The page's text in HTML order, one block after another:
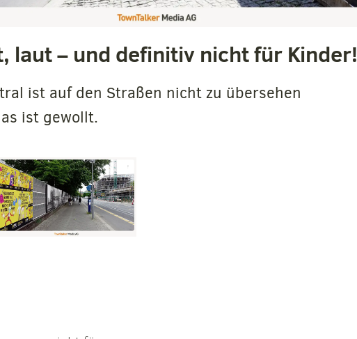
laut – und definitiv nicht für Kinder!
ist auf den Straßen nicht zu übersehen
ist gewollt.